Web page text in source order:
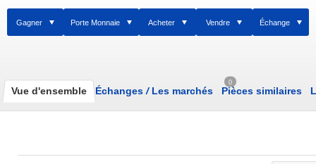
Gagner Porte Monnaie Acheter Vendre Échange
Vue d'ensemble Échanges /Les marchés
0
Pièces similaires